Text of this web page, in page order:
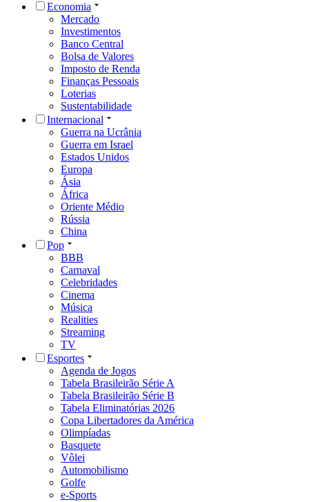
Economia
Mercado
Investimentos
Banco Central
Bolsa de Valores
Imposto de Renda
Finanças Pessoais
Loterias
Sustentabilidade
Internacional
Guerra na Ucrânia
Guerra em Israel
Estados Unidos
Europa
Ásia
África
Oriente Médio
Rússia
China
Pop
BBB
Carnaval
Celebridades
Cinema
Música
Realities
Streaming
TV
Esportes
Agenda de Jogos
Tabela Brasileirão Série A
Tabela Brasileirão Série B
Tabela Eliminatórias 2026
Copa Libertadores da América
Olimpíadas
Basquete
Vôlei
Automobilismo
Golfe
e-Sports